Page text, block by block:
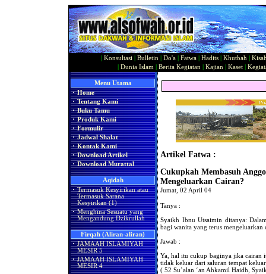
Konsultasi Bulletin Do'a Fatwa Hadits Khutbah
Dunia Islam Berita Kegiatan Kajian Kaset|
Menu Utama
· Home
· Tentang Kami
· Buku Tamu
· Produk Kami
· Formulir
· Jadwal Shalat
· Kontak Kami
· Download Artikel
· Download Murattal
Aqidah
· Termasuk Kesyirikan atau
Termasuk Sarana
Kesyirikan (1)
· Menghina Sesuatu yang
Mengandung Dzikrullah
Firqah (Aliran-aliran)
· JAMAAH ISLAMIYAH
MESIR 5
· JAMAAH ISLAMIYAH
MESIR 4
Artikel Fatwa :
Cukupkah Membasuh
Mengeluarkan Cairan?
Jumat, 02 April 04
Tanya :
Syaikh Ibnu Utsaimin ditanya:
bagi wanita yang terus mengeluarkan
Jawab :
Ya, hal itu cukup baginya jika cairan
tidak keluar dari saluran tempat
( 52 Su’alan ‘an Ahkamil Haidh,